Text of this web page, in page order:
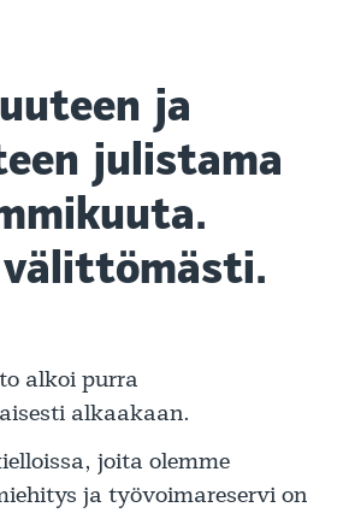
ja
julistama
alkoi purra
alkaakaan.
joita olemme
ja työvoimareservi on